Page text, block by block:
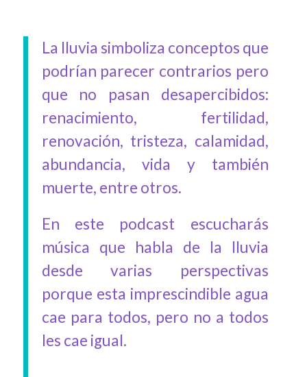
La lluvia simboliza conceptos que
podrían parecer contrarios pero
que no pasan desapercibidos:
renacimiento, fertilidad,
renovación, tristeza, calamidad,
abundancia, vida y también
muerte, entre otros.
En este podcast escucharás
música que habla de la lluvia
desde varias perspectivas
porque esta imprescindible agua
cae para todos, pero no a todos
les cae igual.